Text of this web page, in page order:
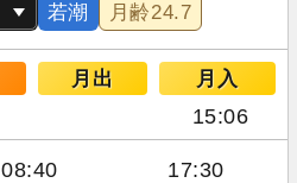
若潮 月齢24.7
月出 月入
15:06
08:40 17:30